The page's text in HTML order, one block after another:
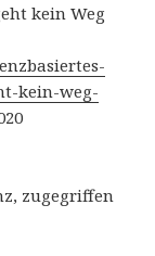
kein Weg
kein-weg-
zugegriffen